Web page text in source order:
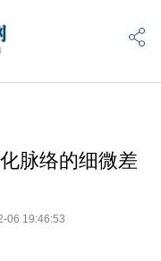
脉络的细微差
06 19:46:53